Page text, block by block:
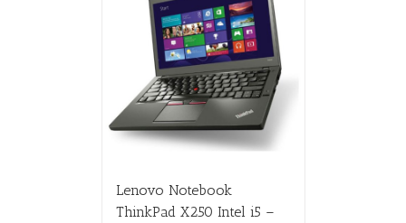
Lenovo Notebook
ThinkPad X250 Intel i5 –